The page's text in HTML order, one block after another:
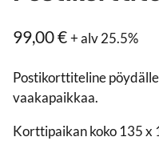
99,00€+ alv 25.5%
Postikorttiteline
vaakapaikkaa.
Korttipaikan koko 135 x